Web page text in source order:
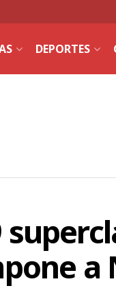
DEPORTES